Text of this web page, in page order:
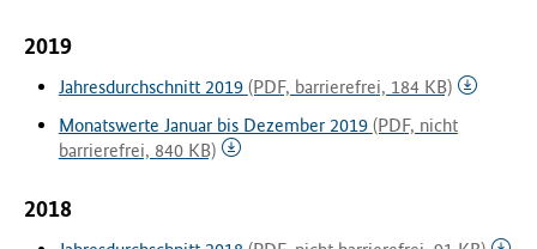
2019
Jahresdurchschnitt 2019 (PDF, barrierefrei, 184 KB)
Monatswerte Januar bis Dezember 2019 (PDF, nicht
barrierefrei, 840 KB)
2018